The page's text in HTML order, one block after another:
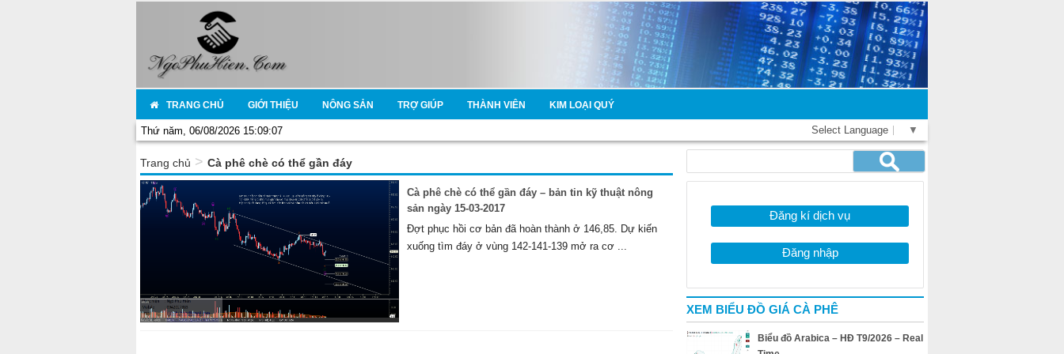
TRANG CHỦ GIỚI THIỆU NÔNG SẢN TRỢ GIÚP THÀNH VIÊN KIM LOẠI QUÝ
Thứ năm, 06/08/2026 15:09:07 Select Language ▼
Trang chủ > Cà phê chè có thể gần đáy
Cà phê chè có thể gần đáy – bản tin kỹ thuật nông
sản ngày 15-03-2017
Đợt phục hồi cơ bản đã hoàn thành ở 146,85. Dự kiến
xuống tìm đáy ở vùng 142-141-139 mở ra cơ ...
Đăng kí dịch vụ
Đăng nhập
XEM BIỂU ĐỒ GIÁ CÀ PHÊ
Biểu đồ Arabica – HĐ T9/2026 – Real